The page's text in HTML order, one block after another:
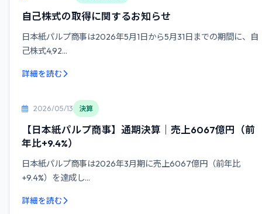
自己株式の取得に関するお知らせ
日本紙パルプ商事は2026年5月1日から5月31日までの期間に、自
己株式4,92...
詳細を読む
2026/05/13 決算
【日本紙パルプ商事】通期決算｜売上6067億円（前
年比+9.4%）
日本紙パルプ商事は2026年3月期に売上6067億円（前年比
+9.4%）を達成し...
詳細を読む